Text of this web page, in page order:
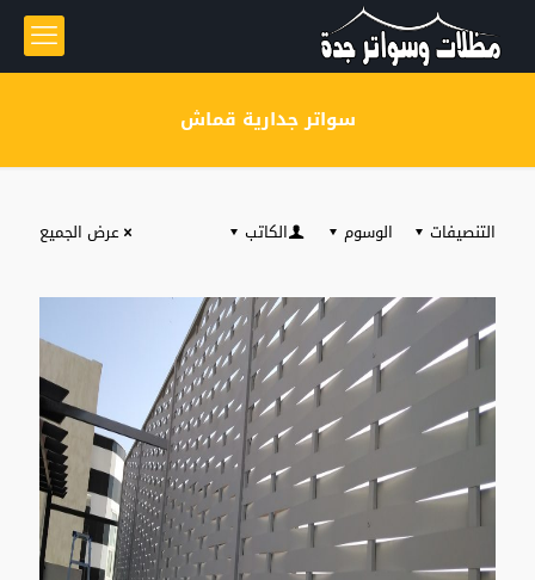
سواتر جدارية قماش
التنصيفات الوسوم الكاتب عرض الجميع